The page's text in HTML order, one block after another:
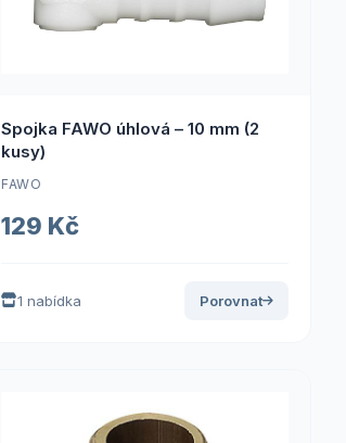
Spojka FAWO úhlová – 10 mm (2
kusy)
FAWO
129 Kč
1 nabídka Porovnat